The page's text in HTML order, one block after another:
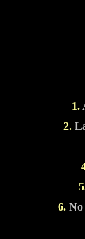
1.
2. L
6.No